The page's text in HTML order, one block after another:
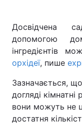
Досвідчена
допомогою
інгредієнтів
орхідеї, пише
Зазначається,
догляді
вони можуть не
достатня